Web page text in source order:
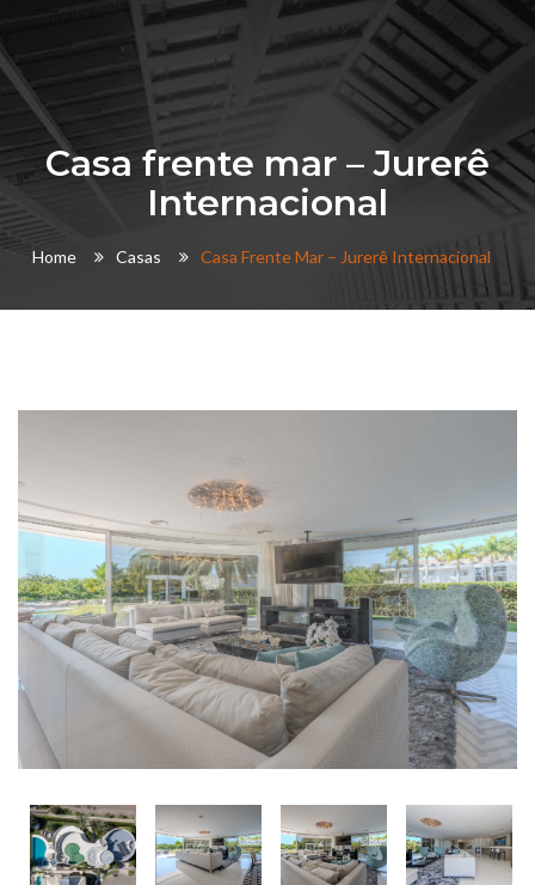
Casa frente mar – Jurerê
Internacional
Home Casas Casa Frente Mar – Jurerê Internacional